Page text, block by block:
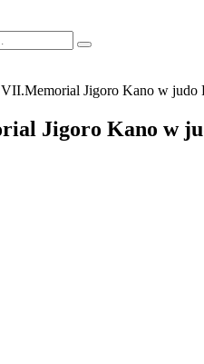
VII.Memorial Jigoro Kano w judo
Jigoro Kano w